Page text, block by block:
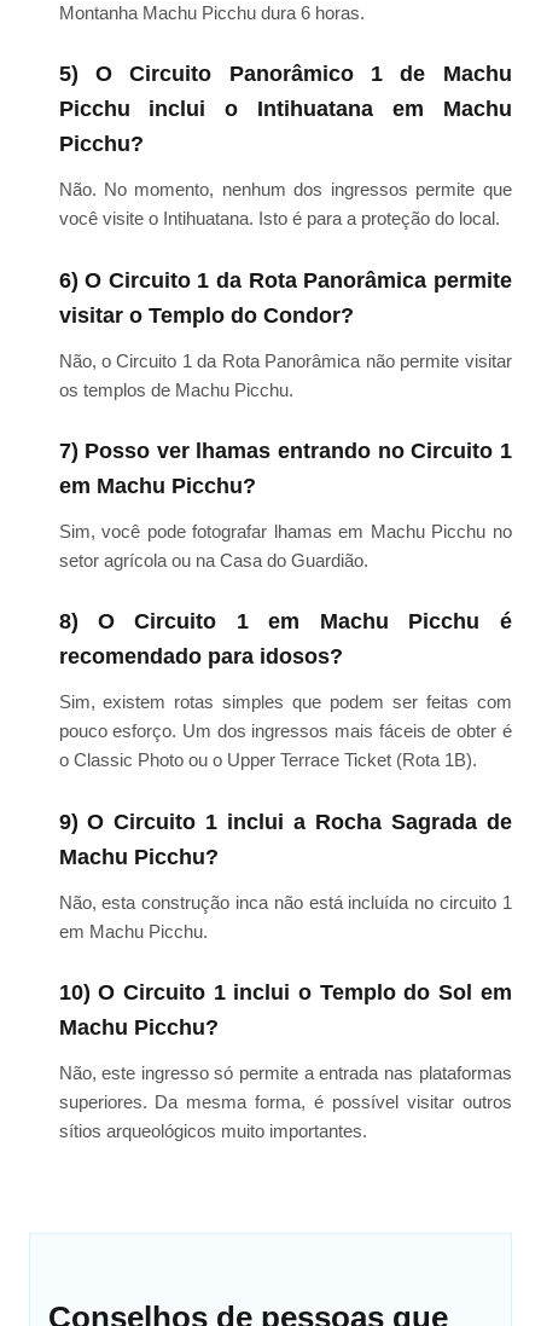
Montanha Machu Picchu dura 6 horas.
5) O Circuito Panorâmico 1 de Machu
Picchu inclui o Intihuatana em Machu
Picchu?
Não. No momento, nenhum dos ingressos permite que
você visite o Intihuatana. Isto é para a proteção do local.
6) O Circuito 1 da Rota Panorâmica permite
visitar o Templo do Condor?
Não, o Circuito 1 da Rota Panorâmica não permite visitar
os templos de Machu Picchu.
7) Posso ver lhamas entrando no Circuito 1
em Machu Picchu?
Sim, você pode fotografar lhamas em Machu Picchu no
setor agrícola ou na Casa do Guardião.
8) O Circuito 1 em Machu Picchu é
recomendado para idosos?
Sim, existem rotas simples que podem ser feitas com
pouco esforço. Um dos ingressos mais fáceis de obter é
o Classic Photo ou o Upper Terrace Ticket (Rota 1B).
9) O Circuito 1 inclui a Rocha Sagrada de
Machu Picchu?
Não, esta construção inca não está incluída no circuito 1
em Machu Picchu.
10) O Circuito 1 inclui o Templo do Sol em
Machu Picchu?
Não, este ingresso só permite a entrada nas plataformas
superiores. Da mesma forma, é possível visitar outros
sítios arqueológicos muito importantes.
Conselhos de pessoas que